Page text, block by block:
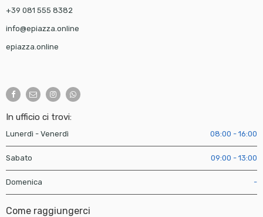
+39 081 555 8382
info@epiazza.online
epiazza.online
In ufficio ci trovi:
Lunerdì - Venerdì 08:00 - 16:00
Sabato 09:00 - 13:00
Domenica -
Come raggiungerci